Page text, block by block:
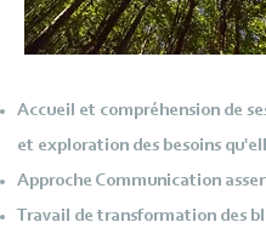
Accueil et compréhension de
et exploration des besoins
Approche Communication
Travail de transformation des